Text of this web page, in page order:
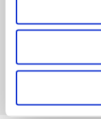
webinars,